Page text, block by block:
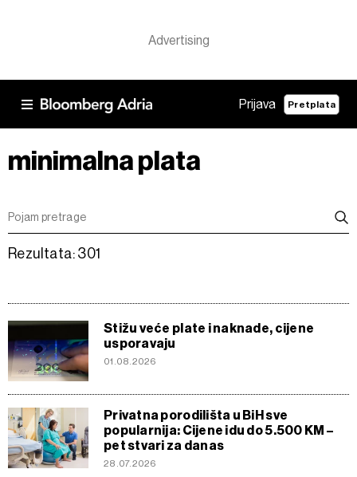
Prijava Pretplata
minimalna plata
Rezultata: 301
Stižu veće plate i naknade, cijene
usporavaju
01.08.2026
Privatna porodilišta u BiH sve
popularnija: Cijene idu do 5.500 KM –
pet stvari za danas
28.07.2026